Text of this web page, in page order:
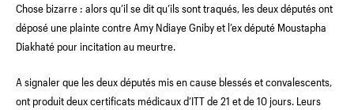
Chose bizarre : alors qu’il se dit qu’ils sont traqués, les deux députés ont
déposé une plainte contre Amy Ndiaye Gniby et l’ex député Moustapha
Diakhaté pour incitation au meurtre.
A signaler que les deux députés mis en cause blessés et convalescents,
ont produit deux certificats médicaux d’ITT de 21 et de 10 jours. Leurs